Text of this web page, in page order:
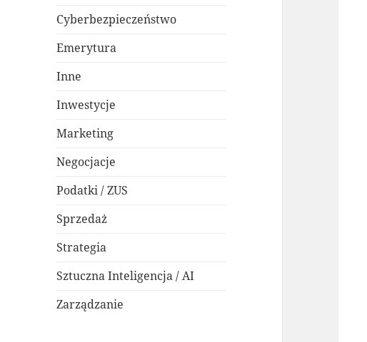
Cyberbezpieczeństwo
Emerytura
Inne
Inwestycje
Marketing
Negocjacje
Podatki / ZUS
Sprzedaż
Strategia
Sztuczna Inteligencja / AI
Zarządzanie